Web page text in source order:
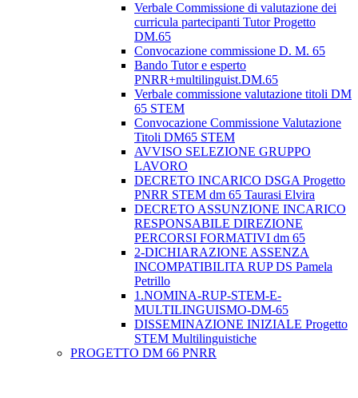
Verbale Commissione di valutazione dei
curricula partecipanti Tutor Progetto
DM.65
Convocazione commissione D. M. 65
Bando Tutor e esperto
PNRR+multilinguist.DM.65
Verbale commissione valutazione titoli DM
65 STEM
Convocazione Commissione Valutazione
Titoli DM65 STEM
AVVISO SELEZIONE GRUPPO
LAVORO
DECRETO INCARICO DSGA Progetto
PNRR STEM dm 65 Taurasi Elvira
DECRETO ASSUNZIONE INCARICO
RESPONSABILE DIREZIONE
PERCORSI FORMATIVI dm 65
2-DICHIARAZIONE ASSENZA
INCOMPATIBILITA RUP DS Pamela
Petrillo
1.NOMINA-RUP-STEM-E-
MULTILINGUISMO-DM-65
DISSEMINAZIONE INIZIALE Progetto
STEM Multilinguistiche
PROGETTO DM 66 PNRR